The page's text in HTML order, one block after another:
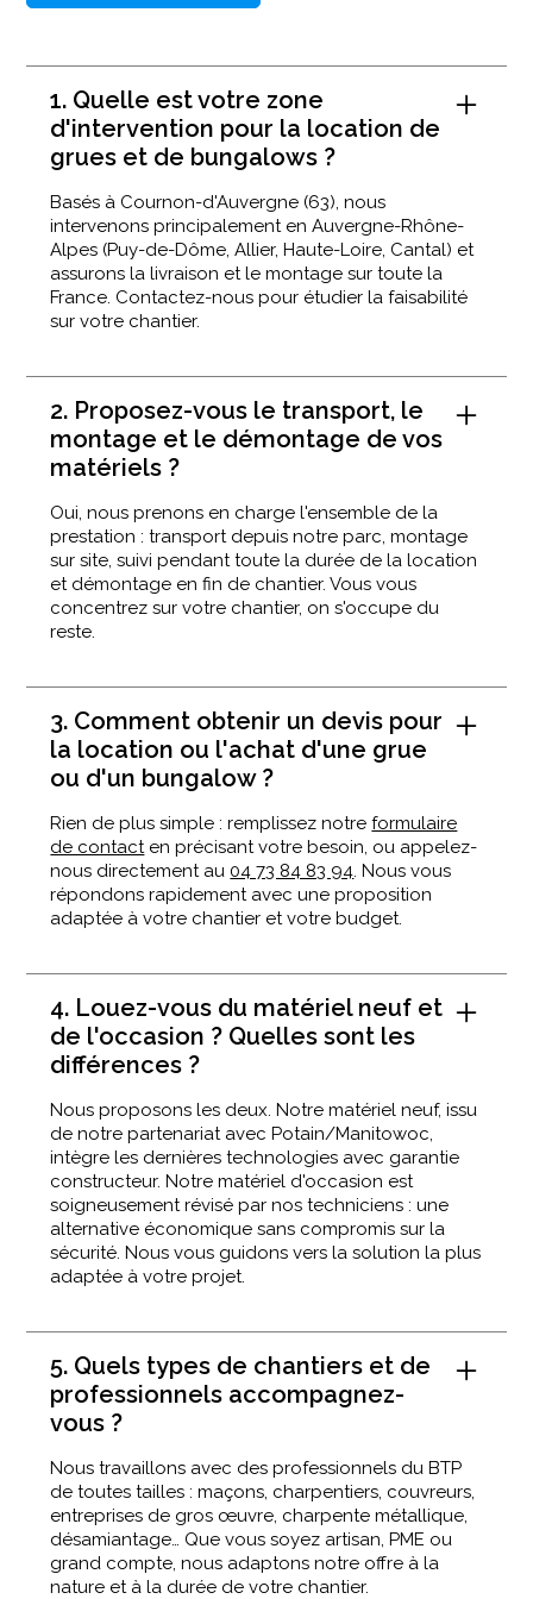
1. Quelle est votre zone
d'intervention pour la location de
grues et de bungalows ?
Basés à Cournon-d'Auvergne (63), nous
intervenons principalement en Auvergne-Rhône-
Alpes (Puy-de-Dôme, Allier, Haute-Loire, Cantal) et
assurons la livraison et le montage sur toute la
France. Contactez-nous pour étudier la faisabilité
sur votre chantier.
2. Proposez-vous le transport, le
montage et le démontage de vos
matériels ?
Oui, nous prenons en charge l'ensemble de la
prestation : transport depuis notre parc, montage
sur site, suivi pendant toute la durée de la location
et démontage en fin de chantier. Vous vous
concentrez sur votre chantier, on s'occupe du
reste.
3. Comment obtenir un devis pour
la location ou l'achat d'une grue
ou d'un bungalow ?
Rien de plus simple : remplissez notreformulaire
de contacten précisant votre besoin, ou appelez-
nous directement au 04 73 84 83 94. Nous vous
répondons rapidement avec une proposition
adaptée à votre chantier et votre budget.
4. Louez-vous du matériel neuf et
de l'occasion ? Quelles sont les
différences ?
Nous proposons les deux. Notre matériel neuf, issu
de notre partenariat avec Potain/Manitowoc,
intègre les dernières technologies avec garantie
constructeur. Notre matériel d'occasion est
soigneusement révisé par nos techniciens : une
alternative économique sans compromis sur la
sécurité. Nous vous guidons vers la solution la plus
adaptée à votre projet.
5. Quels types de chantiers et de
professionnels accompagnez-
vous ?
Nous travaillons avec des professionnels du BTP
de toutes tailles : maçons, charpentiers, couvreurs,
entreprises de gros œuvre, charpente métallique,
désamiantage… Que vous soyez artisan, PME ou
grand compte, nous adaptons notre offre à la
nature et à la durée de votre chantier.